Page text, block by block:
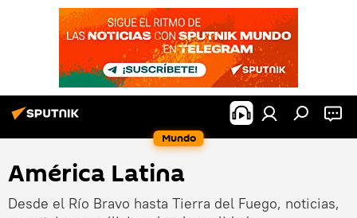
Mundo
América Latina
Desde el Río Bravo hasta Tierra del Fuego, noticias,